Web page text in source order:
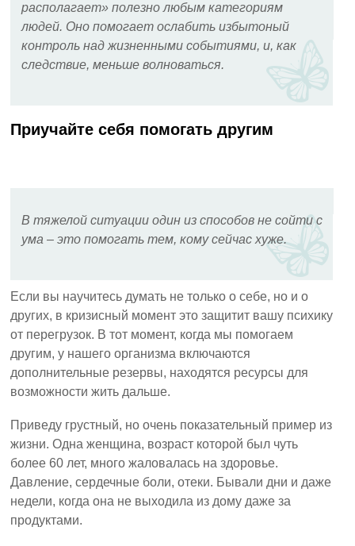
располагает» полезно любым категориям
людей. Оно помогает ослабить избытоный
контроль над жизненными событиями, и, как
следствие, меньше волноваться.
Приучайте себя помогать другим
В тяжелой ситуации один из способов не сойти с
ума – это помогать тем, кому сейчас хуже.
Если вы научитесь думать не только о себе, но и о
других, в кризисный момент это защитит вашу психику
от перегрузок. В тот момент, когда мы помогаем
другим, у нашего организма включаются
дополнительные резервы, находятся ресурсы для
возможности жить дальше.
Приведу грустный, но очень показательный пример из
жизни. Одна женщина, возраст которой был чуть
более 60 лет, много жаловалась на здоровье.
Давление, сердечные боли, отеки. Бывали дни и даже
недели, когда она не выходила из дому даже за
продуктами.